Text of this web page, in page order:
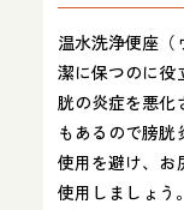
温水洗浄便座（
潔に保つのに役
胱の炎症を悪化
もあるので膀
使用を避け、お
使用しましょう。